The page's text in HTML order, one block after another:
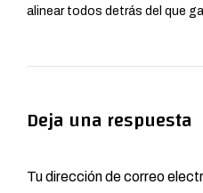
alinear todos detrás del que
Deja una respuesta
Tu dirección de correo